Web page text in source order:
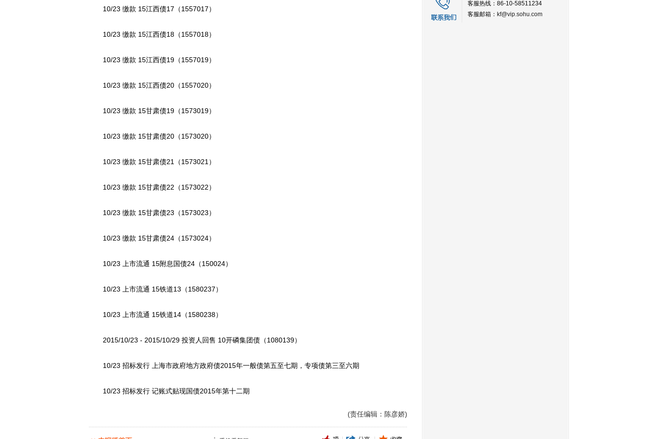
10/23 缴款 15江西债17（1557017）
10/23 缴款 15江西债18（1557018）
10/23 缴款 15江西债19（1557019）
10/23 缴款 15江西债20（1557020）
10/23 缴款 15甘肃债19（1573019）
10/23 缴款 15甘肃债20（1573020）
10/23 缴款 15甘肃债21（1573021）
10/23 缴款 15甘肃债22（1573022）
10/23 缴款 15甘肃债23（1573023）
10/23 缴款 15甘肃债24（1573024）
10/23 上市流通 15附息国债24（150024）
10/23 上市流通 15铁道13（1580237）
10/23 上市流通 15铁道14（1580238）
2015/10/23 - 2015/10/29 投资人回售 10开磷集团债（1080139）
10/23 招标发行 上海市政府地方政府债2015年一般债第五至七期，专项债第三至六期
10/23 招标发行 记账式贴现国债2015年第十二期
(责任编辑：陈彦娇)
客服热线：86-10-58511234
客服邮箱： kf@vip.sohu.com